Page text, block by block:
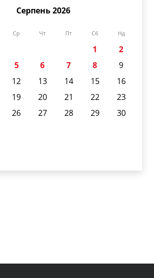
Серпень 2026
Ср Чт Пт Сб Нд
1
2
5 6 7 8
9
12 13 14 15
16
19 20 21 22
23
26 27 28 29
30